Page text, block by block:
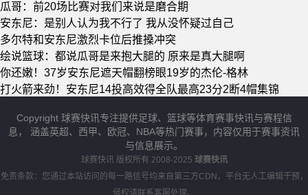
瓜哥：前20场比赛对我们来说是磨合期
安东尼：是别人认为我不行了 我从没怀疑过自己
多尔特和安东尼激烈卡位后推搡冲突
绘说篮球：都说瓜哥是来抱大腿的 原来是真大腿啊
你还嫩！37岁安东尼遮天帽翻榜眼19岁的杰伦-格林
打火箭来劲！安东尼14投高效得全队最高23分2断4帽集锦
Copyright 球赛快讯专注提供足球、篮球等体育赛事快讯与赛程信
息， 涵盖英超、西甲、欧冠、NBA等热门赛事，内容仅用于赛事资讯
与信息展示。
球赛快讯版权所有 2008-2025 球赛快讯
免责条款：您通过本站访问的每一路信号均来自第三方CDN，平台无人工编辑干预，